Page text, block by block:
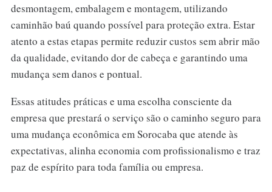
desmontagem, embalagem e montagem, utilizando
caminhão baú quando possível para proteção extra. Estar
atento a estas etapas permite reduzir custos sem abrir mão
da qualidade, evitando dor de cabeça e garantindo uma
mudança sem danos e pontual.
Essas atitudes práticas e uma escolha consciente da
empresa que prestará o serviço são o caminho seguro para
uma mudança econômica em Sorocaba que atende às
expectativas, alinha economia com profissionalismo e traz
paz de espírito para toda família ou empresa.